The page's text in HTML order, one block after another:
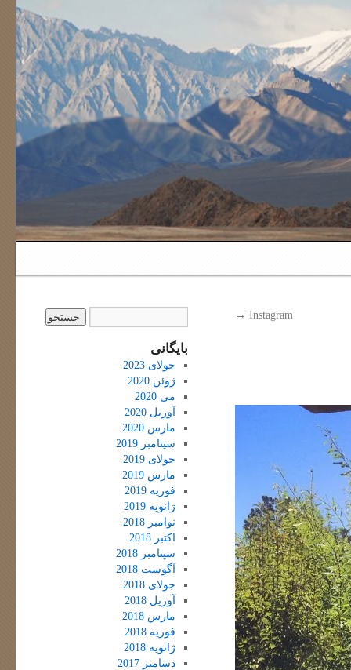
Instagram
→
بایگانی
جولای 2023
ژوئن 2020
می 2020
آوریل 2020
مارس 2020
سپتامبر 2019
جولای 2019
مارس 2019
فوریه 2019
ژانویه 2019
نوامبر 2018
اکتبر 2018
سپتامبر 2018
آگوست 2018
جولای 2018
آوریل 2018
مارس 2018
فوریه 2018
ژانویه 2018
دسامبر 2017